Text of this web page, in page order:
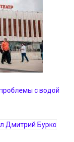
с водой